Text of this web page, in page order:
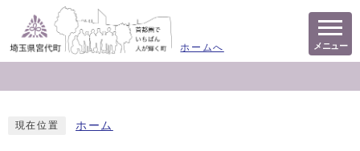
ホームへ メニュー
現在位置 ホーム